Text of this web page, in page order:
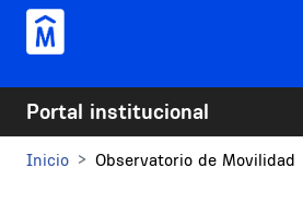
Pasar al contenido principal
Portal institucional
Inicio Observatorio de Movilidad